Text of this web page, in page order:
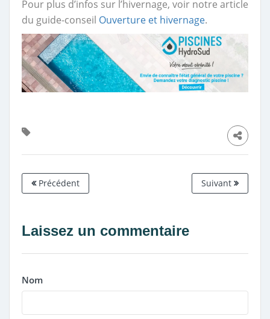
Pour plus d’infos sur l’hivernage, voir notre article
du guide-conseil Ouverture et hivernage.
Précédent Suivant
Laissez un commentaire
Nom